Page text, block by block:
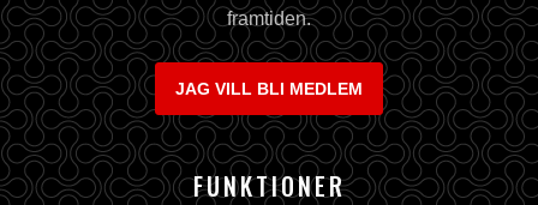
framtiden.
JAG VILL BLI MEDLEM
FUNKTIONER